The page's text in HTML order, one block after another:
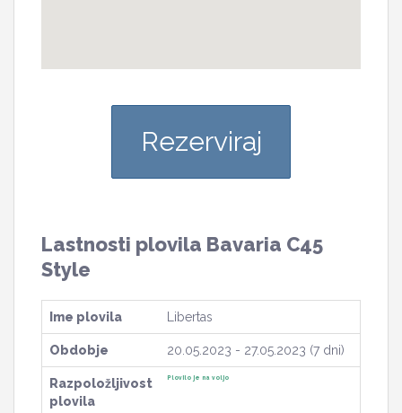
Rezerviraj
Lastnosti plovila Bavaria C45
Style
Ime plovila Libertas
Obdobje 20.05.2023 - 27.05.2023 (7 dni)
Razpoložljivost
plovila
Plovilo je na voljo